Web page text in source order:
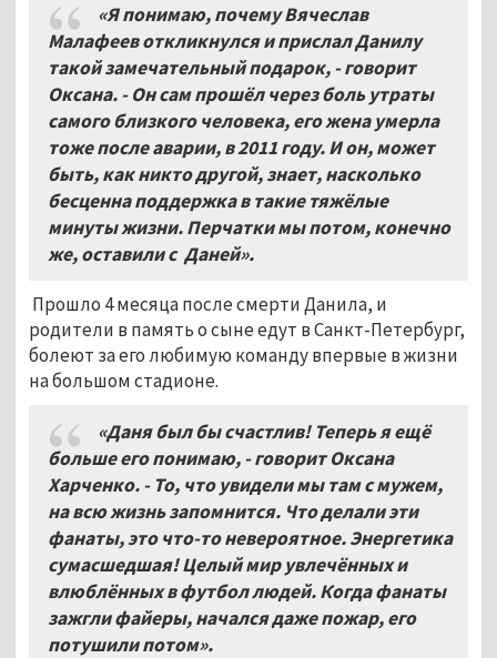
«Я понимаю, почему Вячеслав
Малафеев откликнулся и прислал Данилу
такой замечательный подарок, - говорит
Оксана. - Он сам прошёл через боль утраты
самого близкого человека, его жена умерла
тоже после аварии, в 2011 году. И он, может
быть, как никто другой, знает, насколько
бесценна поддержка в такие тяжёлые
минуты жизни. Перчатки мы потом, конечно
же, оставили с Даней».
Прошло 4 месяца после смерти Данила, и
родители в память о сыне едут в Санкт-Петербург,
болеют за его любимую команду впервые в жизни
на большом стадионе.
«Даня был бы счастлив! Теперь я ещё
больше его понимаю, - говорит Оксана
Харченко. - То, что увидели мы там с мужем,
на всю жизнь запомнится. Что делали эти
фанаты, это что-то невероятное. Энергетика
сумасшедшая! Целый мир увлечённых и
влюблённых в футбол людей. Когда фанаты
зажгли файеры, начался даже пожар, его
потушили потом».